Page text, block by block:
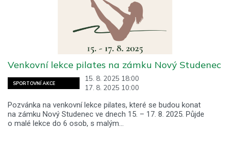
SPORTOVNÍ AKCE
15. 8. 2025 18:00
17. 8. 2025 10:00
Venkovní lekce pilates na zámku Nový Studenec
Pozvánka na venkovní lekce pilates, které se budou konat
na zámku Nový Studenec ve dnech 15. – 17. 8. 2025. Půjde
o malé lekce do 6 osob, s malým…